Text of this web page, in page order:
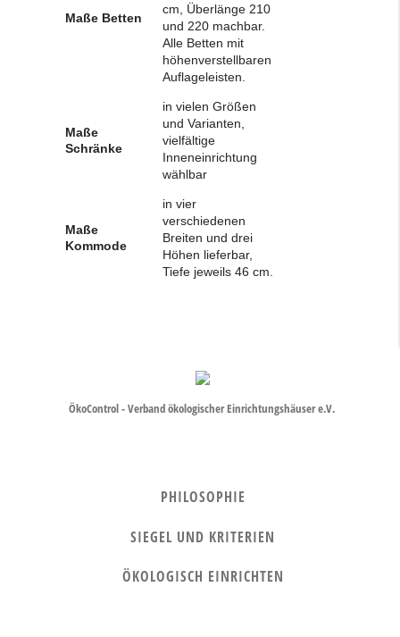
Maße Betten
cm, Überlänge 210
und 220 machbar.
Alle Betten mit
höhenverstellbaren
Auflageleisten.
Maße
Schränke
in vielen Größen
und Varianten,
vielfältige
Inneneinrichtung
wählbar
Maße
Kommode
in vier
verschiedenen
Breiten und drei
Höhen lieferbar,
Tiefe jeweils 46 cm.
ÖkoControl - Verband ökologischer Einrichtungshäuser e.V.
PHILOSOPHIE
SIEGEL UND KRITERIEN
ÖKOLOGISCH EINRICHTEN